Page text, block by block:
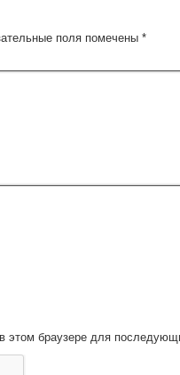
поля помечены *
этом браузере для